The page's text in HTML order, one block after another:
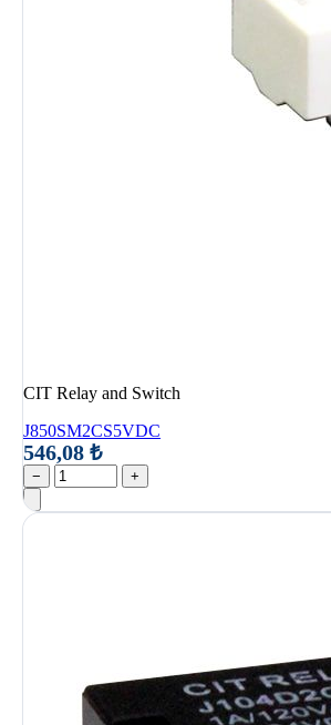
CIT Relay and Switch
J850SM2CS5VDC
546,08 ₺
− +